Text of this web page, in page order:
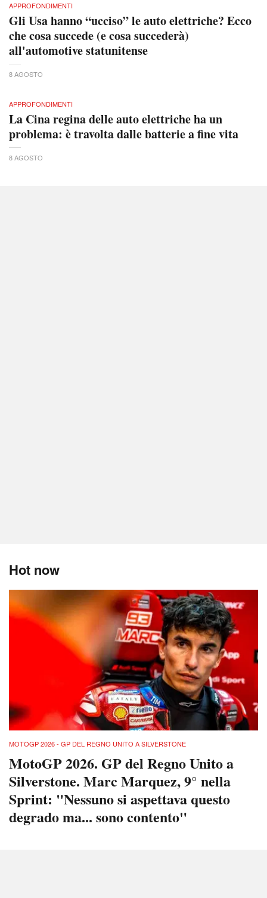
APPROFONDIMENTI
Gli Usa hanno “ucciso” le auto elettriche? Ecco
che cosa succede (e cosa succederà)
all'automotive statunitense
8 AGOSTO
APPROFONDIMENTI
La Cina regina delle auto elettriche ha un
problema: è travolta dalle batterie a fine vita
8 AGOSTO
Hot now
MOTOGP 2026 - GP DEL REGNO UNITO A SILVERSTONE
MotoGP 2026. GP del Regno Unito a
Silverstone. Marc Marquez, 9° nella
Sprint: "Nessuno si aspettava questo
degrado ma... sono contento"